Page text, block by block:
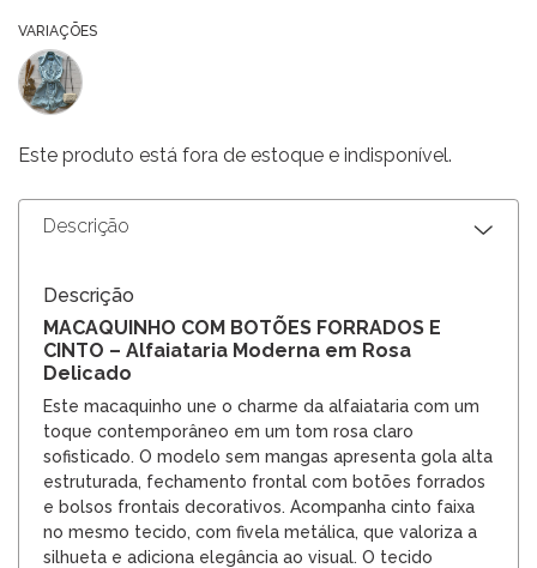
VARIAÇÕES
Este produto está fora de estoque e indisponível.
Descrição
Descrição
MACAQUINHO COM BOTÕES FORRADOS E
CINTO – Alfaiataria Moderna em Rosa
Delicado
Este macaquinho une o charme da alfaiataria com um
toque contemporâneo em um tom rosa claro
sofisticado. O modelo sem mangas apresenta gola alta
estruturada, fechamento frontal com botões forrados
e bolsos frontais decorativos. Acompanha cinto faixa
no mesmo tecido, com fivela metálica, que valoriza a
silhueta e adiciona elegância ao visual. O tecido